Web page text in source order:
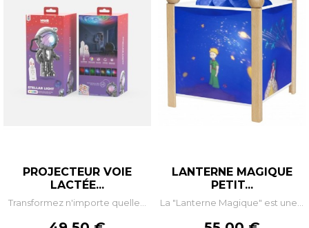
PROJECTEUR VOIE
LACTÉE...
Transformez n'importe quelle...
LANTERNE MAGIQUE
PETIT...
La "Lanterne Magique" est une...